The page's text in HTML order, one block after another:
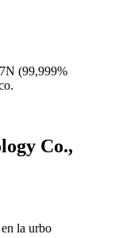
(99,999%
Co.,
la urbo